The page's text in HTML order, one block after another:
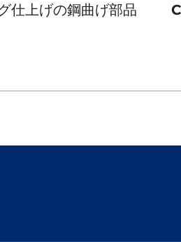
仕上げの鋼曲げ部品